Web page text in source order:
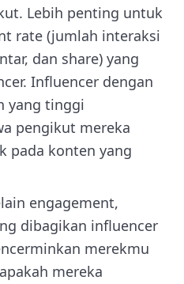
Lebih penting untuk
rate (jumlah interaksi
dan share) yang
Influencer dengan
yang tinggi
pengikut mereka
pada konten yang
engagement,
dibagikan influencer
merekmu
mereka